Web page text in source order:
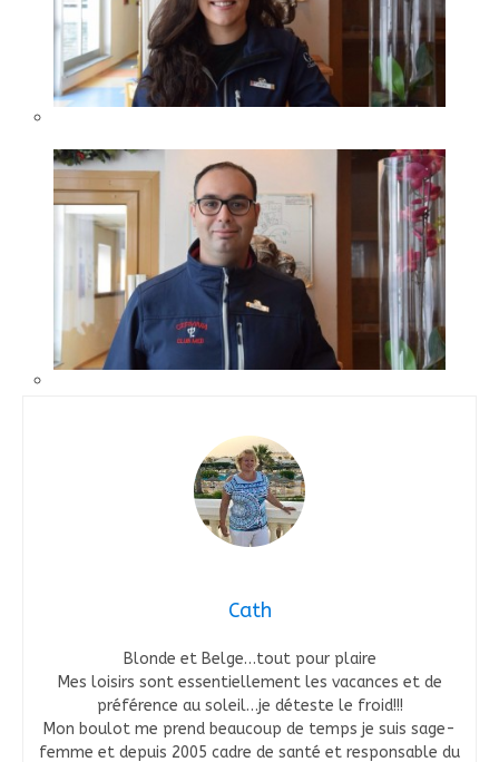
Cath
Blonde et Belge…tout pour plaire
Mes loisirs sont essentiellement les vacances et de
préférence au soleil…je déteste le froid!!!
Mon boulot me prend beaucoup de temps je suis sage-
femme et depuis 2005 cadre de santé et responsable du